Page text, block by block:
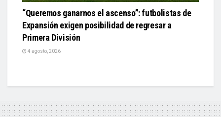
“Queremos ganarnos el ascenso”: futbolistas de
Expansión exigen posibilidad de regresar a
Primera División
4 agosto, 2026